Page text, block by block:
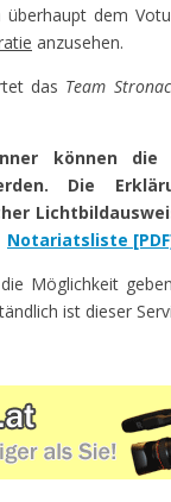
dem
anzusehen.
das Team
können die
Die
Notariatsliste
Möglichkeit
ist dieser